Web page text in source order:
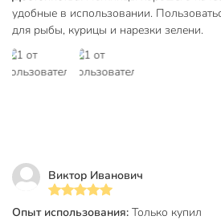
удобные в использовании.
для рыбы, курицы и нарезки зелени.
Виктор Иванович
Опыт использования: Только купил